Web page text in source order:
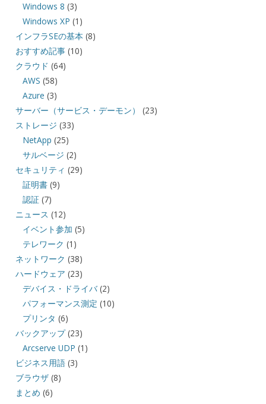
Windows 8 (3)
Windows XP (1)
インフラSEの基本 (8)
おすすめ記事(10)
クラウド (64)
AWS (58)
Azure (3)
サーバー（サービス・デーモン）
(23)
ストレージ (33)
NetApp (25)
サルベージ (2)
セキュリティ (29)
証明書 (9)
認証 (7)
ニュース (12)
イベント参加 (5)
テレワーク (1)
ネットワーク (38)
ハードウェア (23)
デバイス・ドライバ(2)
パフォーマンス測定 (10)
プリンタ (6)
バックアップ(23)
Arcserve UDP (1)
ビジネス用語(3)
ブラウザ(8)
まとめ (6)